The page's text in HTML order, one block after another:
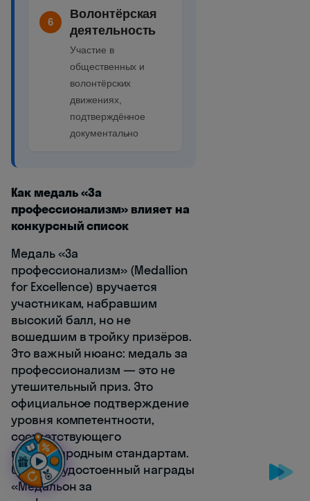
6
Волонтёрская
деятельность
Участие в
общественных и
волонтёрских
движениях,
подтверждённое
документально
Как медаль «За
профессионализм» влияет на
конкурсный список
Медаль «За
профессионализм» (Medallion
for Excellence) вручается
участникам, набравшим
высокий балл, но не
вошедшим в тройку призёров.
Это важный нюанс: медаль за
профессионализм — это не
утешительный приз. Это
официальное подтверждение
уровня компетентности,
соответствующего
международным стандартам.
Студент, удостоенный награды
«Медальон за